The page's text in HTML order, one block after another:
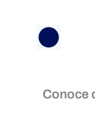
Conoce